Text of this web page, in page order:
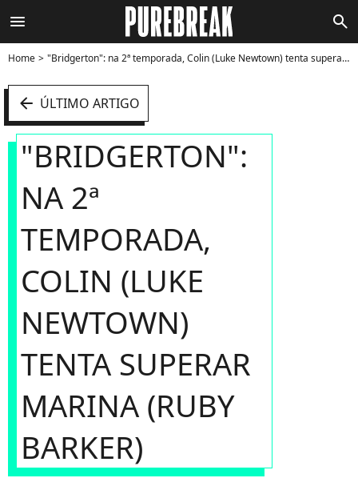
menu search
Home "Bridgerton": na 2ª temporada, Colin (Luke Newtown) tenta superar Marina (Ruby Barker) - Foto
arrow_left ÚLTIMO ARTIGO
"BRIDGERTON":
NA 2ª
TEMPORADA,
COLIN (LUKE
NEWTOWN)
TENTA SUPERAR
MARINA (RUBY
BARKER)